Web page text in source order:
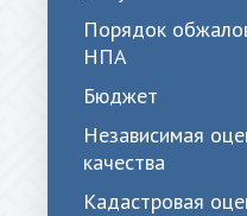
Порядок
НПА
Бюджет
Независимая
качества
Кадастровая